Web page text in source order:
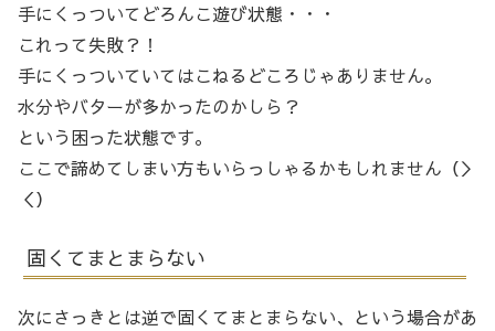
手にくっついてどろんこ遊び状態・・・
これって失敗？！
手にくっついていてはこねるどころじゃありません。
水分やバターが多かったのかしら？
という困った状態です。
ここで諦めてしまい方もいらっしゃるかもしれません（＞
＜）
固くてまとまらない
次にさっきとは逆で固くてまとまらない、という場合があ